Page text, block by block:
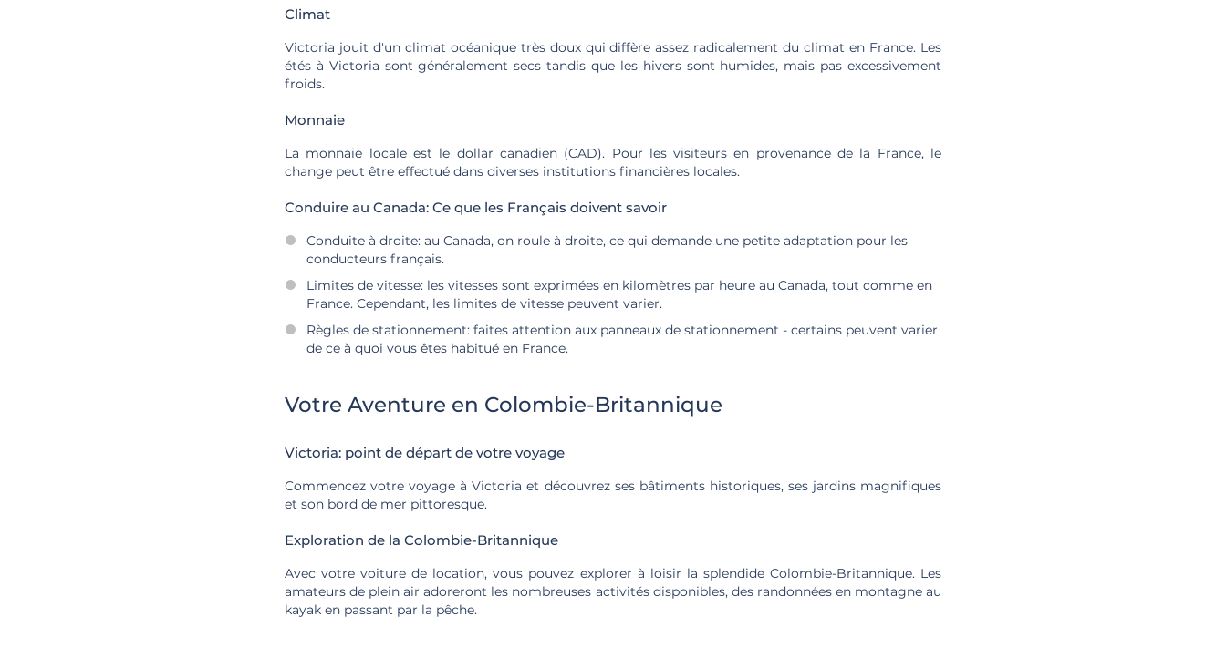
Climat
Victoria jouit d'un climat océanique très doux qui diffère assez radicalement du climat en France. Les
étés à Victoria sont généralement secs tandis que les hivers sont humides, mais pas excessivement
froids.
Monnaie
La monnaie locale est le dollar canadien (CAD). Pour les visiteurs en provenance de la France, le
change peut être effectué dans diverses institutions financières locales.
Conduire au Canada: Ce que les Français doivent savoir
Conduite à droite: au Canada, on roule à droite, ce qui demande une petite adaptation pour les
conducteurs français.
Limites de vitesse: les vitesses sont exprimées en kilomètres par heure au Canada, tout comme en
France. Cependant, les limites de vitesse peuvent varier.
Règles de stationnement: faites attention aux panneaux de stationnement - certains peuvent varier
de ce à quoi vous êtes habitué en France.
Votre Aventure en Colombie-Britannique
Victoria: point de départ de votre voyage
Commencez votre voyage à Victoria et découvrez ses bâtiments historiques, ses jardins magnifiques
et son bord de mer pittoresque.
Exploration de la Colombie-Britannique
Avec votre voiture de location, vous pouvez explorer à loisir la splendide Colombie-Britannique. Les
amateurs de plein air adoreront les nombreuses activités disponibles, des randonnées en montagne au
kayak en passant par la pêche.